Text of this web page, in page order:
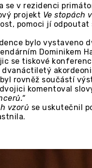
se v rezidenci
projekt Ve stopách
pomoci jí
bylo vystaveno
Dominikem
se tiskové
dvanáctiletý
rovněž součástí
komentoval
vzorů se uskutečnil